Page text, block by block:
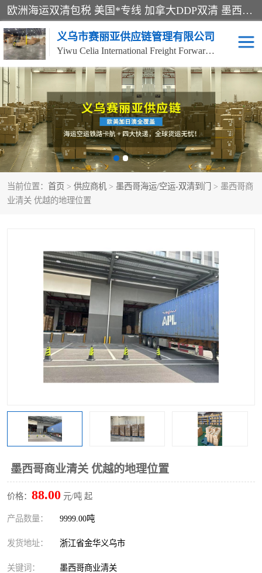
欧洲海运双清包税 美国*专线 加拿大DDP双清 墨西哥跨境空运 澳大利亚专线物流 跨境电商物流服务 国际快递到门服务 海运*渠道 一站式跨境物流解决方案 TikTok/SHEIN专线 电商平台FBA头程运输 国际铁路运输欧洲 UPS/DDHL/联邦快递跨境 美国双清到门物流 跨境*运输
义乌市赛丽亚供应链管理有限公司
Yiwu Celia International Freight Forwarding Co., Ltd
当前位置： 首页 > 供应商机 > 墨西哥海运/空运-双清到门
> 墨西哥商
业清关 优越的地理位置
墨西哥商业清关 优越的地理位置
价格： 88.00 元/吨 起
产品数量： 9999.00吨
发货地址： 浙江省金华义乌市
关键词： 墨西哥商业清关
美森快船 欧洲卡航
加拿大海运/空运-双清到
门
澳大利亚海运/空运-双清
到门
墨西哥海运/空运-双清到
门